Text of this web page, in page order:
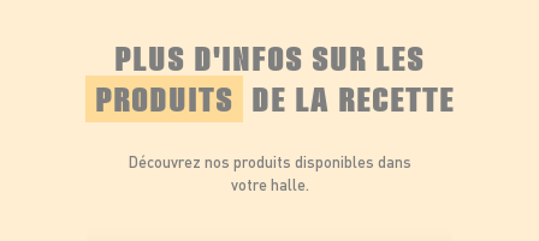
PLUS D'INFOS SUR LES
PRODUITS DE LA RECETTE
Découvrez nos produits disponibles dans
votre halle.